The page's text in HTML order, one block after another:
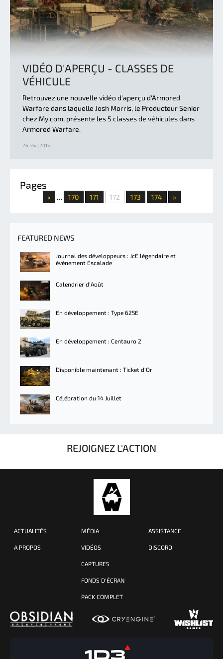
VIDÉO D'APERÇU - CLASSES DE
VÉHICULE
Retrouvez une nouvelle vidéo d'aperçu d'Armored
Warfare dans laquelle Josh Morris, le Producteur Senior
chez My.com, présente les 5 classes de véhicules dans
Armored Warfare.
26 fév | 2015
Pages
« … 170 171 172 173 174 »
FEATURED NEWS
Journal des développeurs : JcE légendaire et
événement Escalade
Calendrier d'Août
En développement : Type 625E
En développement : Centauro 2
Disponible maintenant : Ticket d'Or
Célébration du 14 Juillet
REJOIGNEZ L'ACTION
ACTUALITÉS
A PROPOS
MÉDIA
VIDÉOS
CAPTURES
FONDS D'ÉCRAN
PACK COMPLET
ASSISTANCE
DISCORD